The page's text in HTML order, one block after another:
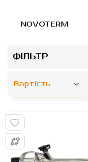
NOVOTERM
ФІЛЬТР